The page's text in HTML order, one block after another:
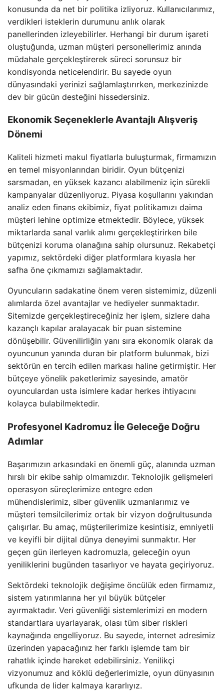
konusunda da net bir politika izliyoruz. Kullanıcılarımız,
verdikleri isteklerin durumunu anlık olarak
panellerinden izleyebilirler. Herhangi bir durum işareti
oluştuğunda, uzman müşteri personellerimiz anında
müdahale gerçekleştirerek süreci sorunsuz bir
kondisyonda neticelendirir. Bu sayede oyun
dünyasındaki yerinizi sağlamlaştırırken, merkezinizde
dev bir gücün desteğini hissedersiniz.
Ekonomik Seçeneklerle Avantajlı Alışveriş
Dönemi
Kaliteli hizmeti makul fiyatlarla buluşturmak, firmamızın
en temel misyonlarından biridir. Oyun bütçenizi
sarsmadan, en yüksek kazancı alabilmeniz için sürekli
kampanyalar düzenliyoruz. Piyasa koşullarını yakından
analiz eden finans ekibimiz, fiyat politikamızı daima
müşteri lehine optimize etmektedir. Böylece, yüksek
miktarlarda sanal varlık alımı gerçekleştirirken bile
bütçenizi koruma olanağına sahip olursunuz. Rekabetçi
yapımız, sektördeki diğer platformlara kıyasla her
safha öne çıkmamızı sağlamaktadır.
Oyuncuların sadakatine önem veren sistemimiz, düzenli
alımlarda özel avantajlar ve hediyeler sunmaktadır.
Sitemizde gerçekleştireceğiniz her işlem, sizlere daha
kazançlı kapılar aralayacak bir puan sistemine
dönüşebilir. Güvenilirliğin yanı sıra ekonomik olarak da
oyuncunun yanında duran bir platform bulunmak, bizi
sektörün en tercih edilen markası haline getirmiştir. Her
bütçeye yönelik paketlerimiz sayesinde, amatör
oyunculardan usta isimlere kadar herkes ihtiyacını
kolayca bulabilmektedir.
Profesyonel Kadromuz İle Geleceğe Doğru
Adımlar
Başarımızın arkasındaki en önemli güç, alanında uzman
hırslı bir ekibe sahip olmamızdır. Teknolojik gelişmeleri
operasyon süreçlerimize entegre eden
mühendislerimiz, siber güvenlik uzmanlarımız ve
müşteri temsilcilerimiz ortak bir vizyon doğrultusunda
çalışırlar. Bu amaç, müşterilerimize kesintisiz, emniyetli
ve keyifli bir dijital dünya deneyimi sunmaktır. Her
geçen gün ilerleyen kadromuzla, geleceğin oyun
yeniliklerini bugünden tasarlıyor ve hayata geçiriyoruz.
Sektördeki teknolojik değişime öncülük eden firmamız,
sistem yatırımlarına her yıl büyük bütçeler
ayırmaktadır. Veri güvenliği sistemlerimizi en modern
standartlara uyarlayarak, olası tüm siber riskleri
kaynağında engelliyoruz. Bu sayede, internet adresimiz
üzerinden yapacağınız her farklı işlemde tam bir
rahatlık içinde hareket edebilirsiniz. Yenilikçi
vizyonumuz and köklü değerlerimizle, oyun dünyasının
ufkunda de lider kalmaya kararlıyız.